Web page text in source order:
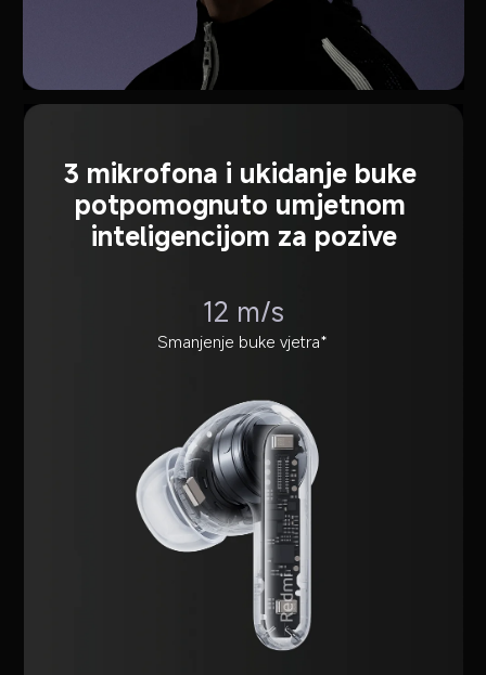
3 mikrofona i ukidanje buke
potpomognuto umjetnom
inteligencijom za pozive
12 m/s
Smanjenje buke vjetra*